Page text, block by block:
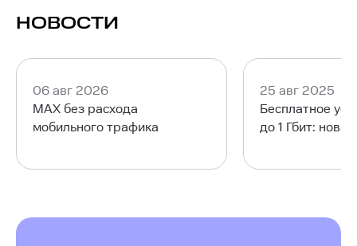
НОВОСТИ
06 авг 2026
MAX без расхода
мобильного трафика
25 авг 2025
Бесплатное
до 1 Гбит: